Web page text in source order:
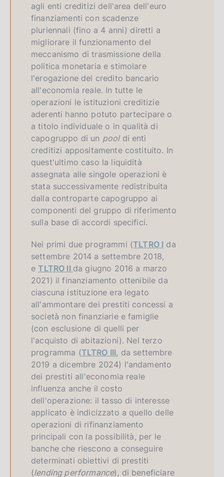
agli enti creditizi dell'area dell'euro
finanziamenti con scadenze
pluriennali (fino a 4 anni) diretti a
migliorare il funzionamento del
meccanismo di trasmissione della
politica monetaria e stimolare
l'erogazione del credito bancario
all'economia reale. In tutte le
operazioni le istituzioni creditizie
aderenti hanno potuto partecipare o
a titolo individuale o in qualità di
capogruppo di un pooldi enti
creditizi appositamente costituito. In
quest'ultimo caso la liquidità
assegnata alle singole operazioni è
stata successivamente redistribuita
dalla controparte capogruppo ai
componenti del gruppo di riferimento
sulla base di accordi specifici.
Nei primi due programmi (TLTRO I da
settembre 2014 a settembre 2018,
eTLTRO II da giugno 2016 a marzo
2021) il finanziamento ottenibile da
ciascuna istituzione era legato
all'ammontare dei prestiti concessi a
società non finanziarie e famiglie
(con esclusione di quelli per
l'acquisto di abitazioni). Nel terzo
programma (TLTRO III, da settembre
2019 a dicembre 2024) l'andamento
dei prestiti all'economia reale
influenza anche il costo
dell'operazione: il tasso di interesse
applicato è indicizzato a quello delle
operazioni di rifinanziamento
principali con la possibilità, per le
banche che riescono a conseguire
determinati obiettivi di prestiti
(lending performance), di beneficiare